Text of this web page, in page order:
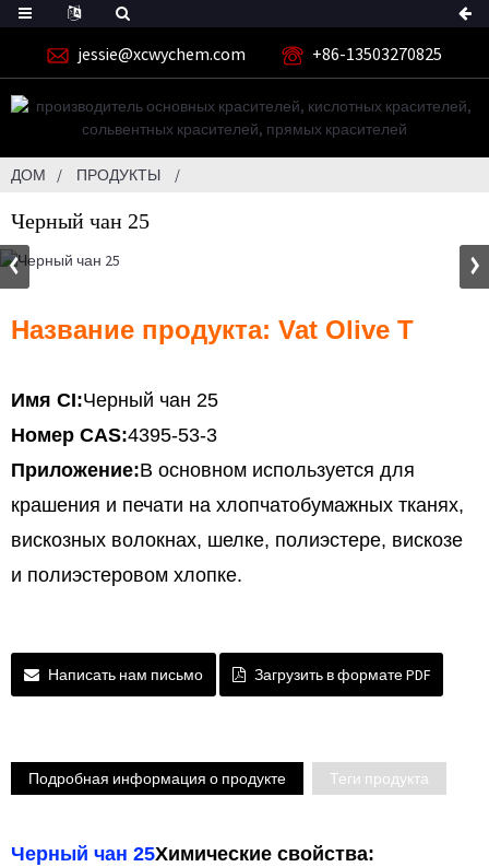
jessie@xcwychem.com +86-13503270825
ДОМ ПРОДУКТЫ
Черный чан 25
Название продукта: Vat Olive T
Имя CI:Черный чан 25
Номер CAS:4395-53-3
Приложение:В основном используется для
крашения и печати на хлопчатобумажных тканях,
вискозных волокнах, шелке, полиэстере, вискозе
и полиэстеровом хлопке.
Написать нам письмо Загрузить в формате PDF
Подробная информация о продукте Теги продукта
Черный чан 25Химические свойства: